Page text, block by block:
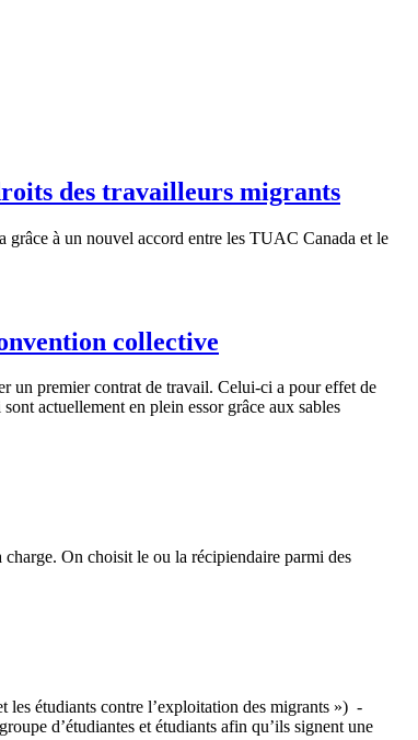
des travailleurs migrants
grâce à un nouvel accord entre les TUAC Canada et le
collective
un premiercontratde travail. Celui-ci a poureffetde
sont actuellementen plein essor grâce aux sables
charge. On choisit le ou la récipiendaire parmi des
les étudiants contre l’exploitation des migrants ») -
d’étudiantes et étudiants afin qu’ils signent une